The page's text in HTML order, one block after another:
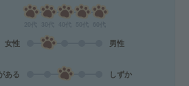
女性 男性
ある しずか